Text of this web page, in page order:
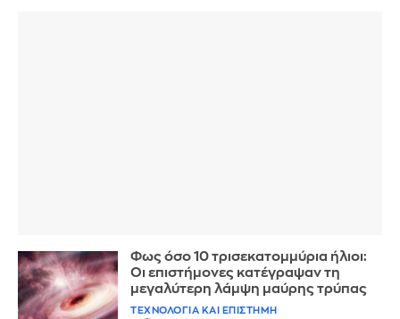
Φως όσο 10 τρισεκατομμύρια ήλιοι:
Οι επιστήμονες κατέγραψαν τη
μεγαλύτερη λάμψη μαύρης τρύπας
ΤΕΧΝΟΛΟΓΙΑ ΚΑΙ ΕΠΙΣΤΗΜΗ